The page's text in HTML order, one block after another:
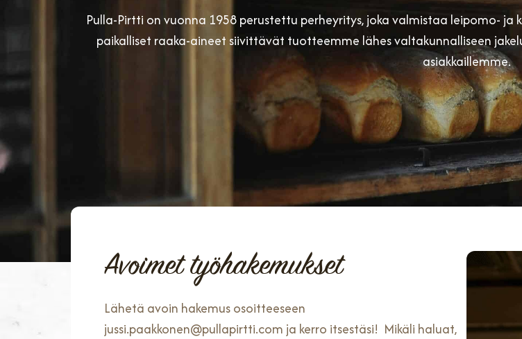
Pulla-Pirtti on vuonna 1958 perustettu perheyritys, joka valmistaa leipomo-
paikalliset raaka-aineet siivittävät tuotteemme lähes valtakunnalliseen
asiakkaillemme.
Avoimet työhakemukset
Lähetä avoin hakemus osoitteeseen
jussi.paakkonen@pullapirtti.com ja kerro itsestäsi! Mikäli haluat,